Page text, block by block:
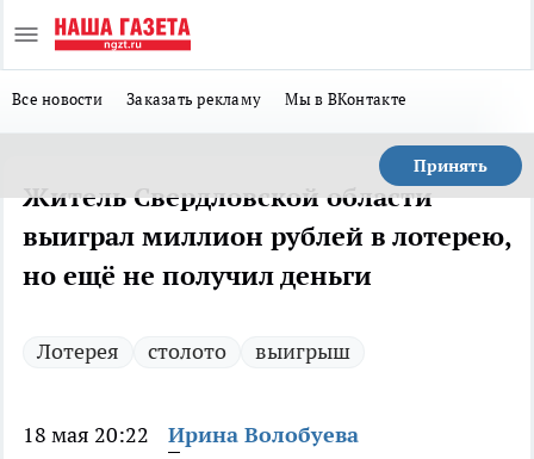
Все новости Заказать рекламу Мы в ВКонтакте
Принять
Житель Свердловской области
выиграл миллион рублей в лотерею,
но ещё не получил деньги
Лотерея столото выигрыш
18 мая 20:22 Ирина Волобуева